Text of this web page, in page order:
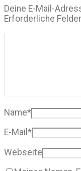
Deine E-Mail-
Erforderliche
Name*
E-Mail *
Webseite